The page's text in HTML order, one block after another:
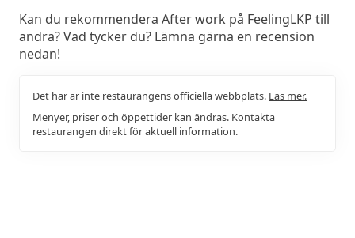
Kan du rekommendera After work på FeelingLKP till
andra? Vad tycker du? Lämna gärna en recension
nedan!
Det här är inte restaurangens officiella webbplats. Läs mer.
Menyer, priser och öppettider kan ändras. Kontakta
restaurangen direkt för aktuell information.